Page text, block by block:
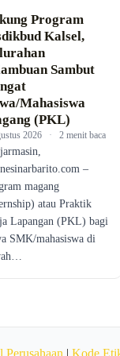
Program
Kalsel,
Sambut
Mahasiswa
(PKL)
2026 · 2 menit baca
–
magang
atau Praktik
Lapangan (PKL) bagi
SMK/mahasiswa di
| Kode